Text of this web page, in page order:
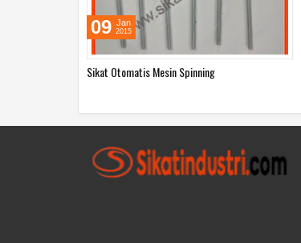
Sikat Otomatis Mesin Spinning
09 Jan
2015